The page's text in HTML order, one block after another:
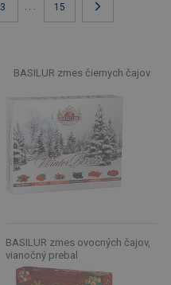
3 ... 15
BASILUR zmes čiernych čajov
BASILUR zmes ovocných čajov,
vianočný prebal